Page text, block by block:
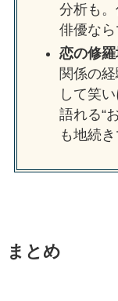
分析も
俳優なら
恋の修
関係の
して笑
語れる“
も地続き
まとめ